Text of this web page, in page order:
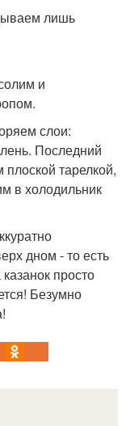
лишь
и
слои:
Последний
тарелкой,
в холодильник
дном - то есть
просто
Безумно